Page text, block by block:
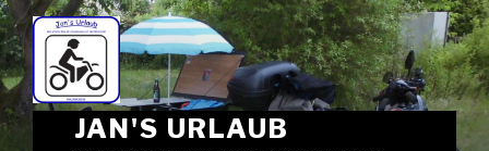
Weiter
zum
Inhalt
JAN'S URLAUB